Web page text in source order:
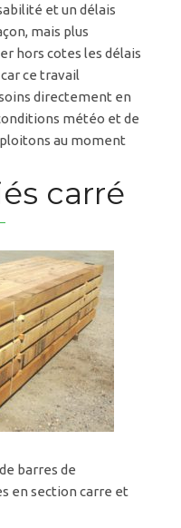
et un délais
mais plus
hors cotes les délais
ce travail
directement en
météo et de
au moment
carré
barres de
en section carre et